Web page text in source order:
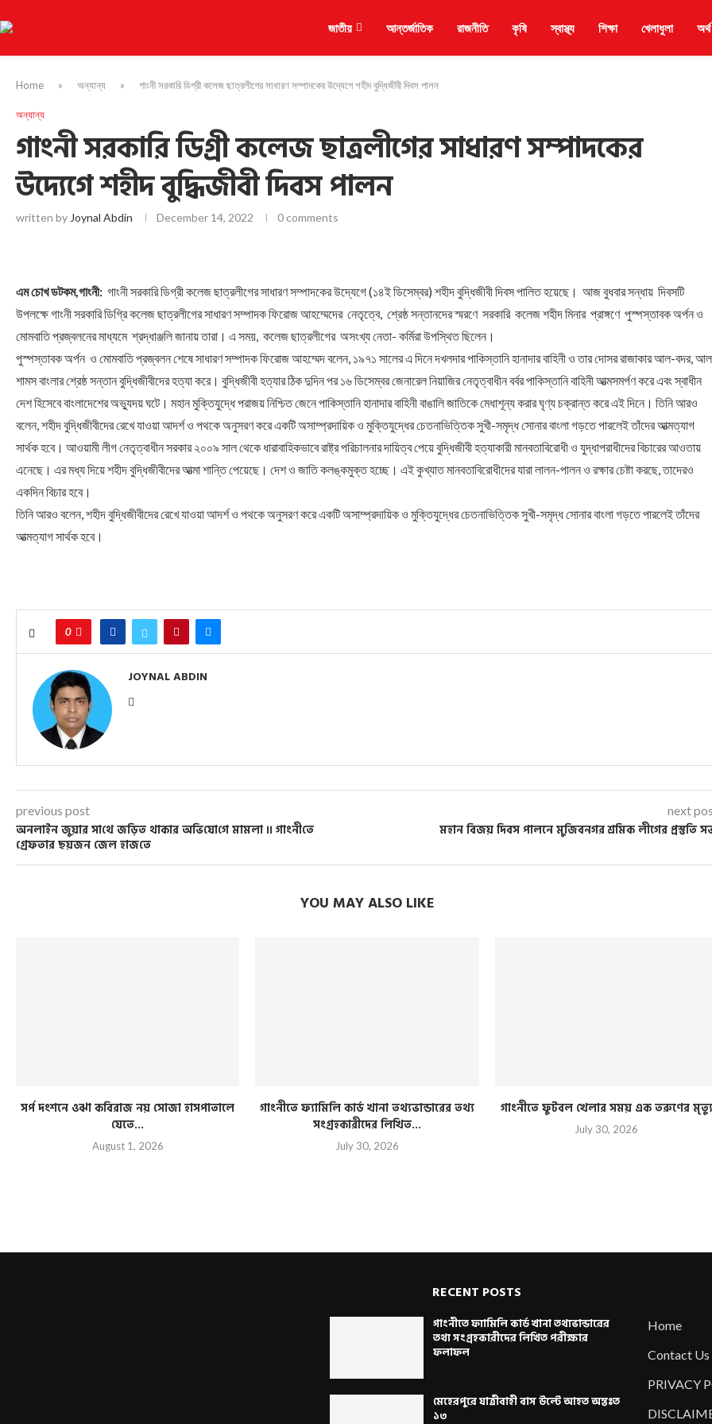
জাতীয় আন্তর্জাতিক রাজনীতি কৃষি স্বাস্থ্য শিক্ষা খেলাধুলা
Home » অন্যান্য » গাংনী সরকারি ডিগ্রী কলেজ ছাত্রলীগের সাধারণ সম্পাদকের উদ্যেগে শহীদ বুদ্ধিজীবী দিবস পালন
অন্যান্য
গাংনী সরকারি ডিগ্রী কলেজ ছাত্রলীগের সাধারণ সম্পাদকের
উদ্যেগে শহীদ বুদ্ধিজীবী দিবস পালন
written by Joynal Abdin December 14, 2022 0 comments
এম চোখ ডটকম,গাংনী: গাংনী সরকারি ডিগ্রী কলেজ ছাত্রলীগের সাধারণ সম্পাদকের উদ্যেগে (১৪ই ডিসেম্বর) শহীদ বুদ্ধিজীবী দিবস পালিত হয়েছে। আজ বুধবার সন্ধায় দিবসটি
উপলক্ষে গাংনী সরকারি ডিগ্রি কলেজ ছাত্রলীগের সাধারণ সম্পাদক ফিরোজ আহম্মেদের নেতৃত্বে, শ্রেষ্ঠ সন্তানদের স্মরণে সরকারি কলেজ শহীদ মিনার প্রাঙ্গণে পুস্পস্তাবক অর্পন ও
মোমবাতি প্রজ্বলনেরমাধ্যমে শ্রদ্ধাঞ্জলি জানায় তারা। এ সময়, কলেজ ছাত্রলীগের অসংখ্য নেতা- কর্মিরা উপস্থিত ছিলেন।
পুস্পস্তাবক অর্পন ও মোমবাতি প্রজ্বলন শেষে সাধারণ সম্পাদক ফিরোজ আহম্মেদ বলেন, ১৯৭১ সালের এ দিনে দখলদার পাকিস্তানি হানাদার বাহিনী ও তার দোসর রাজাকার আল-বদর,
শামস বাংলার শ্রেষ্ঠ সন্তান বুদ্ধিজীবীদের হত্যা করে। বুদ্ধিজীবী হত্যার ঠিক দুদিন পর ১৬ ডিসেম্বর জেনারেল নিয়াজির নেতৃত্বাধীন বর্বর পাকিস্তানি বাহিনী আত্মসমর্পণ করে এবং স্বাধীন
দেশ হিসেবে বাংলাদেশের অভ্যুদয় ঘটে। মহান মুক্তিযুদ্ধে পরাজয় নিশ্চিত জেনে পাকিস্তানি হানাদার বাহিনী বাঙালি জাতিকে মেধাশূন্য করার ঘৃণ্য চক্রান্ত করে এই দিনে। তিনি আরও
বলেন, শহীদ বুদ্ধিজীবীদের রেখে যাওয়া আদর্শ ও পথকে অনুসরণ করে একটি অসাম্প্রদায়িক ও মুক্তিযুদ্ধের চেতনাভিত্তিক সুখী-সমৃদ্ধ সোনার বাংলা গড়তে পারলেই তাঁদের আত্মত্যাগ
সার্থক হবে। আওয়ামী লীগ নেতৃত্বাধীন সরকার ২০০৯ সাল থেকে ধারাবাহিকভাবে রাষ্ট্র পরিচালনার দায়িত্ব পেয়ে বুদ্ধিজীবী হত্যাকারী মানবতাবিরোধী ও যুদ্ধাপরাধীদের বিচারের আওতায়
এনেছে। এর মধ্য দিয়ে শহীদ বুদ্ধিজীবীদের আত্মা শান্তি পেয়েছে। দেশ ও জাতি কলঙ্কমুক্ত হচ্ছে। এই কুখ্যাত মানবতাবিরোধীদের যারা লালন-পালন ও রক্ষার চেষ্টা করছে, তাদেরও
একদিন বিচার হবে।
তিনি আরও বলেন, শহীদ বুদ্ধিজীবীদের রেখে যাওয়া আদর্শ ও পথকে অনুসরণ করে একটি অসাম্প্রদায়িক ও মুক্তিযুদ্ধের চেতনাভিত্তিক সুখী-সমৃদ্ধ সোনার বাংলা গড়তে পারলেই তাঁদের
আত্মত্যাগ সার্থক হবে।
0
JOYNAL ABDIN
previous post
অনলাইন জুয়ার সা‌থে জ‌ড়িত থাকার অ‌ভি‌যো‌গে মামলা ।। গাংনী‌তে
গ্রেফতার ছয়জন জেল হাজ‌তে
next
মহান বিজয় দিবস পালনে মুজিবনগর শ্রমিক লীগের প্রস্তুতি
YOU MAY ALSO LIKE
সর্প দংশনে ওঝা কবিরাজ নয় সোজা হাসপাতালে
যেতে...
August 1, 2026
গাংনীতে ফ্যামিলি কার্ড খানা তথ্যভান্ডারের তথ্য
সংগ্রহকারীদের লিখিত...
July 30, 2026
গাংনীতে ফুটবল খেলার সময় এক তরুণের মৃত্যু
July 30, 2026
RECENT POSTS
গাংনীতে ফ্যামিলি কার্ড খানা তথ্যভান্ডারের
তথ্য সংগ্রহকারীদের লিখিত পরীক্ষার
ফলাফল
মেহেরপুরে যাত্রীবাহী বাস উল্টে আহত অন্তঃত
১৩
Home
Contact Us
PRIVACY